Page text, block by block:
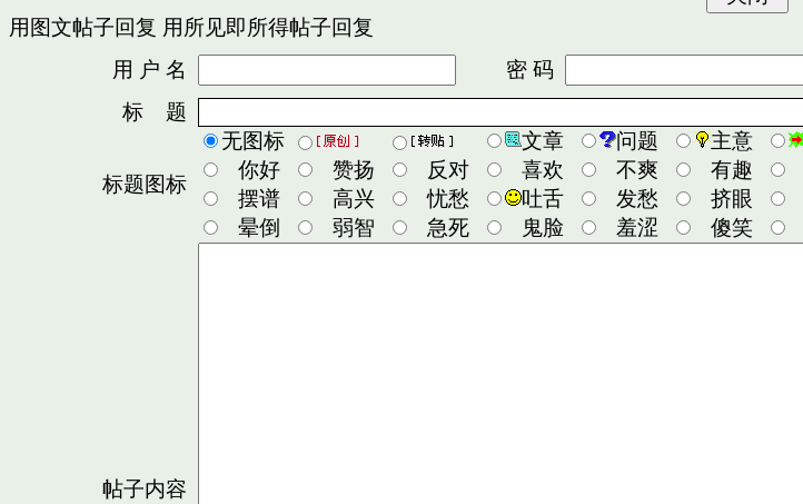
用图文帖子回复 用所见即所得帖子回复
用 户 名
密 码
标 题
标题图标
无图标 文章 问题 主意
你好
赞扬 反对 喜欢 不爽 有趣
摆谱
高兴 忧愁 吐舌 发愁 挤眼
晕倒
弱智 急死 鬼脸 羞涩 傻笑
帖子内容